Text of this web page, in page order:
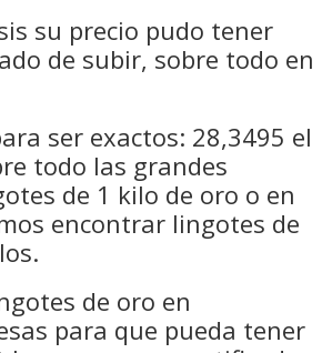
su precio pudo tener
de subir, sobre todo en
ser exactos: 28,3495 el
todo las grandes
de 1 kilo de oro o en
encontrar lingotes de
de oro en
para que pueda tener